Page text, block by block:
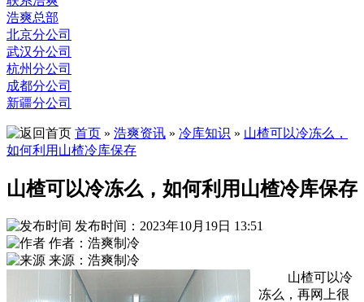
浩爽总部
北京分公司
武汉分公司
杭州分公司
成都分公司
新疆分公司
首页 » 浩爽资讯 » 冷库知识 » 山楂可以冷冻么，
如何利用山楂冷库保存
山楂可以冷冻么，如何利用山楂冷库保存
发布时间：2023年10月19日 13:51
作者：浩爽制冷
来源：浩爽制冷
山楂可以冷
冻么，再网上很